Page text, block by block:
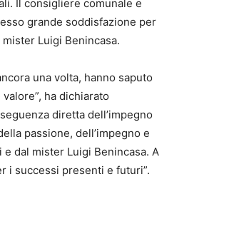
Il consigliere comunale e
grande soddisfazione per
Luigi Benincasa.
una volta, hanno saputo
ha dichiarato
diretta dell’impegno
passione, dell’impegno e
dal mister Luigi Benincasa. A
i successi presenti e futuri”.